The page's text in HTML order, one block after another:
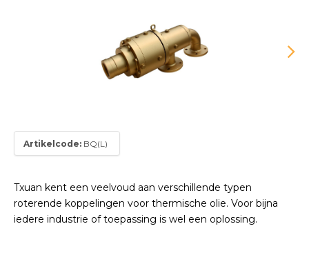
Artikelcode: BQ(L)
Txuan kent een veelvoud aan verschillende typen
roterende koppelingen voor thermische olie. Voor bijna
iedere industrie of toepassing is wel een oplossing.